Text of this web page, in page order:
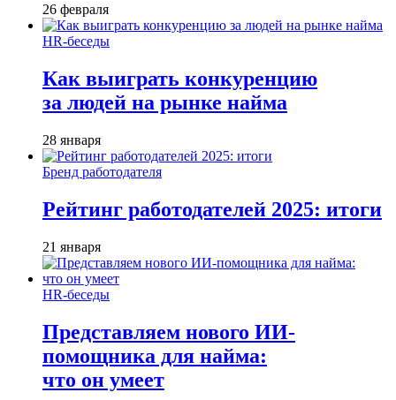
26 февраля
HR-беседы
Как выиграть конкуренцию
за людей на рынке найма
28 января
Бренд работодателя
Рейтинг работодателей 2025: итоги
21 января
HR-беседы
Представляем нового ИИ-
помощника для найма:
что он умеет